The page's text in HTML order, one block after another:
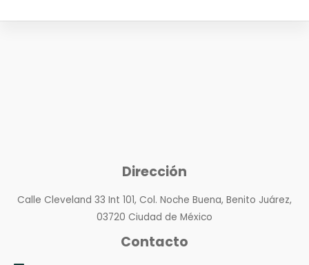
Dirección
Calle Cleveland 33 Int 101, Col. Noche Buena, Benito Juárez,
03720 Ciudad de México
Contacto